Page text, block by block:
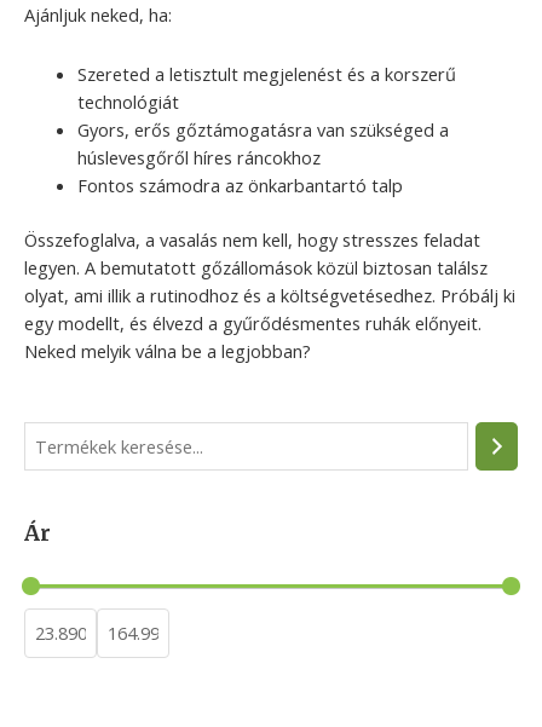
e
r
c
h
Ár
Ajánljuk neked, ha:
Szereted a letisztult megjelenést és a korszerű
technológiát
Gyors, erős gőztámogatásra van szükséged a
húslevesgőről híres ráncokhoz
Fontos számodra az önkarbantartó talp
Összefoglalva, a vasalás nem kell, hogy stresszes feladat
legyen. A bemutatott gőzállomások közül biztosan találsz
olyat, ami illik a rutinodhoz és a költségvetésedhez. Próbálj ki
egy modellt, és élvezd a gyűrődésmentes ruhák előnyeit.
Neked melyik válna be a legjobban?